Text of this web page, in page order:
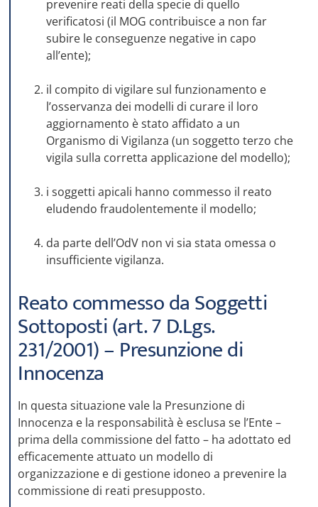
prevenire reati della specie di quello
verificatosi (il MOG contribuisce a non far
subire le conseguenze negative in capo
all’ente);
il compito di vigilare sul funzionamento e
l’osservanza dei modelli di curare il loro
aggiornamento è stato affidato a un
Organismo di Vigilanza (un soggetto terzo che
vigila sulla corretta applicazione del modello);
i soggetti apicali hanno commesso il reato
eludendo fraudolentemente il modello;
da parte dell’OdV non vi sia stata omessa o
insufficiente vigilanza.
Reato commesso da Soggetti
Sottoposti (art. 7 D.Lgs.
231/2001) – Presunzione di
Innocenza
In questa situazione vale la Presunzione di
Innocenza e la responsabilità è esclusa se l’Ente –
prima della commissione del fatto – ha adottato ed
efficacemente attuato un modello di
organizzazione e di gestione idoneo a prevenire la
commissione di reati presupposto.